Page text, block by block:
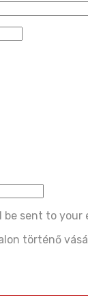
sent to your
történő